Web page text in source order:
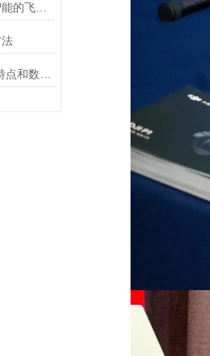
无人机机巢的安全、快速、智能的飞行管理中心